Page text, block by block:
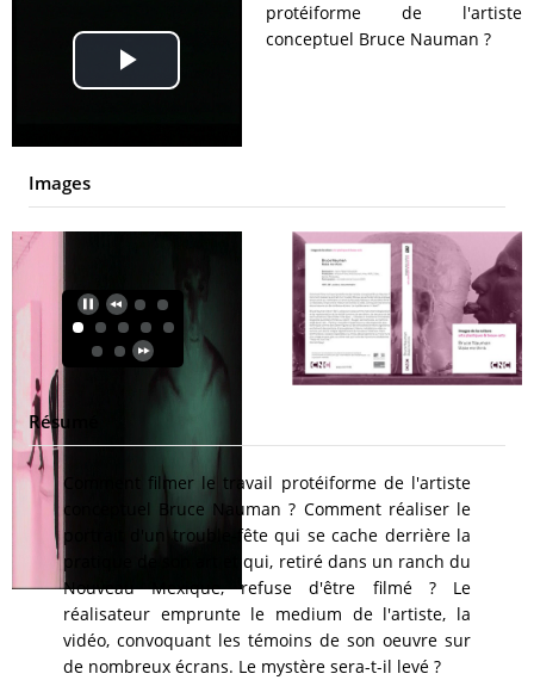
Play
Video
protéiforme de l'artiste
conceptuel Bruce Nauman ?
Images
Résumé
Comment filmer le travail protéiforme de l'artiste
conceptuel Bruce Nauman ? Comment réaliser le
portrait d'un trouble-fête qui se cache derrière la
pratique de son art et qui, retiré dans un ranch du
Nouveau Mexique, refuse d'être filmé ? Le
réalisateur emprunte le medium de l'artiste, la
vidéo, convoquant les témoins de son oeuvre sur
de nombreux écrans. Le mystère sera-t-il levé ?